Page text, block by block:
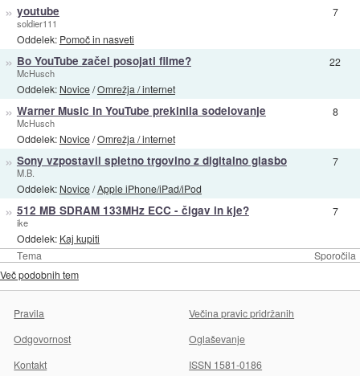
Tema Sporočila
» youtube
soldier111
Oddelek: Pomoč in nasveti
7
» Bo YouTube začel posojati filme?
McHusch
Oddelek: Novice/Omrežja / internet
22
» Warner Music in YouTube prekinila sodelovanje
McHusch
Oddelek: Novice/Omrežja / internet
8
» Sony vzpostavil spletno trgovino z digitalno glasbo
M.B.
Oddelek: Novice/Apple iPhone/iPad/iPod
7
» 512 MB SDRAM 133MHz ECC - čigav in kje?
ike
Oddelek: Kaj kupiti
7
Več podobnih tem
Pravila
Večina pravic pridržanih
Odgovornost
Oglaševanje
Kontakt
ISSN 1581-0186